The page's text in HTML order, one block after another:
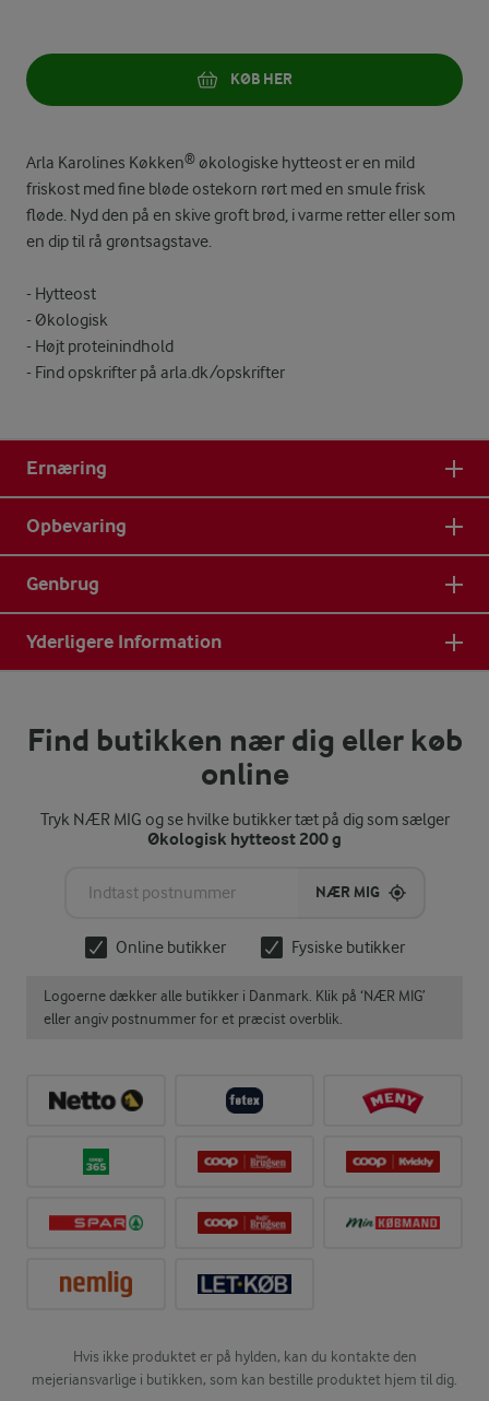
KØB HER
Arla Karolines Køkken® økologiske hytteost er en mild
friskost med fine bløde ostekorn rørt med en smule frisk
fløde. Nyd den på en skive groft brød, i varme retter eller som
en dip til rå grøntsagstave.
- Hytteost
- Økologisk
- Højt proteinindhold
- Find opskrifter på arla.dk/opskrifter
Ernæring
Opbevaring
Genbrug
Yderligere Information
Find butikken nær dig eller køb
online
Tryk NÆR MIG og se hvilke butikker tæt på dig som sælger
Økologisk hytteost 200 g
NÆR MIG
Online butikker Fysiske butikker
Logoerne dækker alle butikker i Danmark. Klik på ‘NÆR MIG’
eller angiv postnummer for et præcist overblik.
Hvis ikke produktet er på hylden, kan du kontakte den
mejeriansvarlige i butikken, som kan bestille produktet hjem til dig.